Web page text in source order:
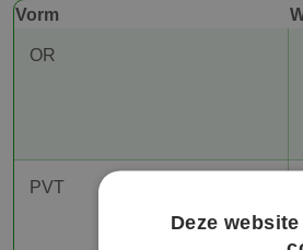
Vorm
OR
PVT
Deze